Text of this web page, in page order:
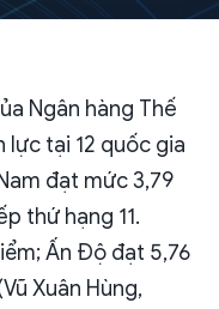
Ngân hàng Thế
tại 12 quốc gia
đạt mức 3,79
thứ hạng 11.
Ấn Độ đạt 5,76
Xuân Hùng,